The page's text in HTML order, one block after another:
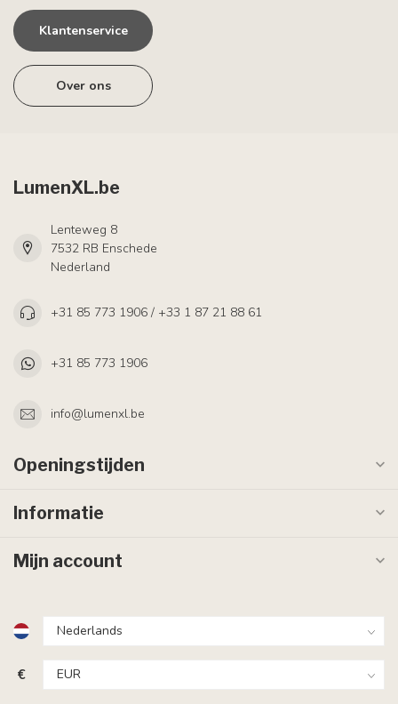
Klantenservice
Over ons
LumenXL.be
Lenteweg 8
7532 RB Enschede
Nederland
+31 85 773 1906 / +33 1 87 21 88 61
+31 85 773 1906
info@lumenxl.be
Openingstijden
Informatie
Mijn account
€